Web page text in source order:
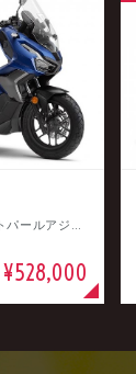
ホンダ / 160cc / マットパールアジャイルブルー
¥528,000